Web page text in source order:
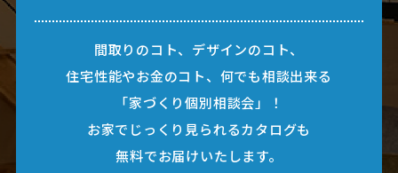
間取りのコト、デザインのコト、
住宅性能やお金のコト、何でも相談出来る
「家づくり個別相談会」！
お家でじっくり見られるカタログも
無料でお届けいたします。